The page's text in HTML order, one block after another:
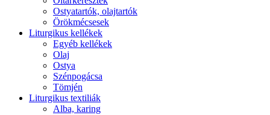
Ostyatartók, olajtartók
Örökmécsesek
Liturgikus kellékek
Egyéb kellékek
Olaj
Ostya
Szénpogácsa
Tömjén
Liturgikus textiliák
Alba, karing